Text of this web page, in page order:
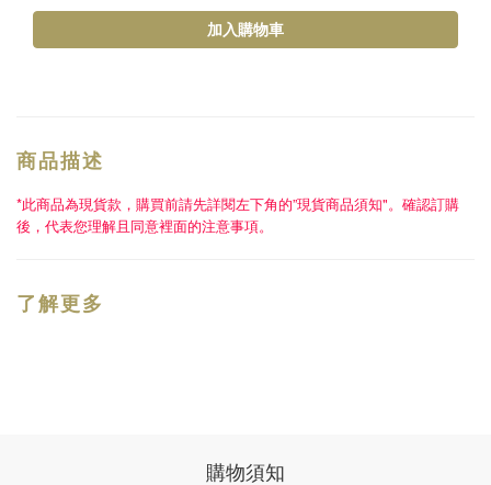
加入購物車
商品描述
*此商品為現貨款，購買前請先詳閱左下角的”現貨商品須知"。確認訂購
後，代表您理解且同意裡面的注意事項。
了解更多
購物須知